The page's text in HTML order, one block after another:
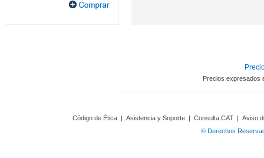
Precios expresados
Código de Ética | Asistencia y Soporte | Consulta CAT | Aviso
© Derechos